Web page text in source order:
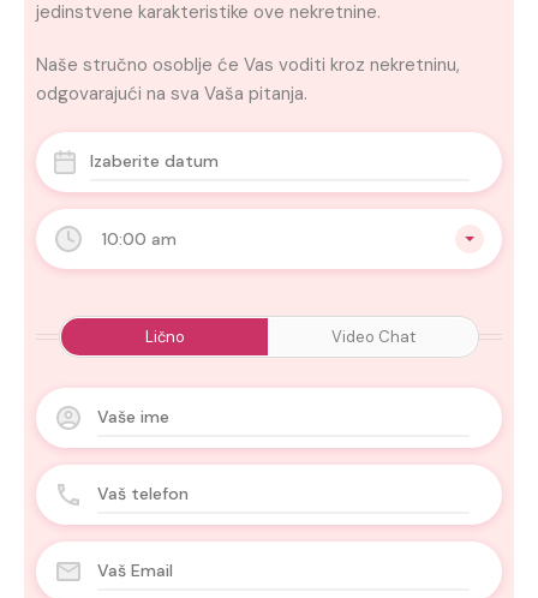
10:00 am
Lično Video Chat
jedinstvene karakteristike ove nekretnine.
Naše stručno osoblje će Vas voditi kroz nekretninu,
odgovarajući na sva Vaša pitanja.